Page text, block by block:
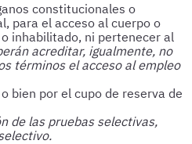
constitucionales o
para el acceso al cuerpo o
inhabilitado, ni pertenecer al
acreditar, igualmente, no
términos el acceso al empleo
bien por el cupo de reserva de
de las pruebas selectivas,